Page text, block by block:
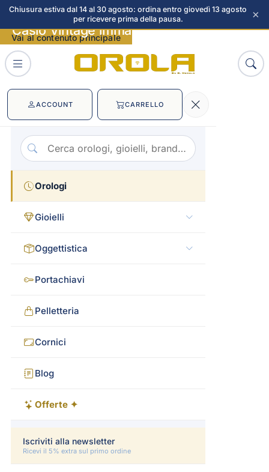
Chiusura estiva dal 14 al 30 agosto: ordina entro giovedì 13 agosto
per ricevere prima della pausa.
×
Vai al contenuto principale
ACCOUNT CARRELLO
Orologi
Gioielli
Oggettistica
Portachiavi
Pelletteria
Cornici
Blog
Offerte ✦
Iscriviti alla newsletter
Ricevi il 5% extra sul primo ordine
Casio Vintage immagini